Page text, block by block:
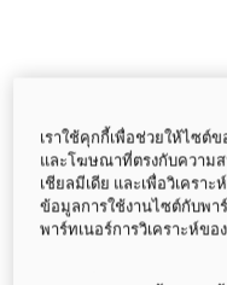
เราใช้คุกกี้เพื่อช่วยให้ไซต์ข
และโฆษณาที่ตรงกับความ
เชียลมีเดีย และเพื่อวิเคราะ
ข้อมูลการใช้งานไซต์กับพา
พาร์ทเนอร์การวิเคราะห์ขอ